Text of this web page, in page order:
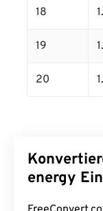
18
19
20
energy